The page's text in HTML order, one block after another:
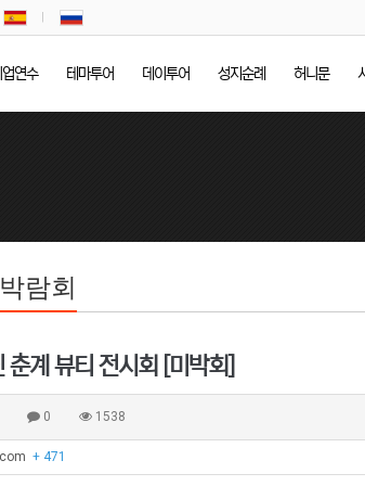
연수 테마투어 데이투어 성지순례 허니문
람회
계 뷰티 전시회 [미박회]
0 1538
+ 471